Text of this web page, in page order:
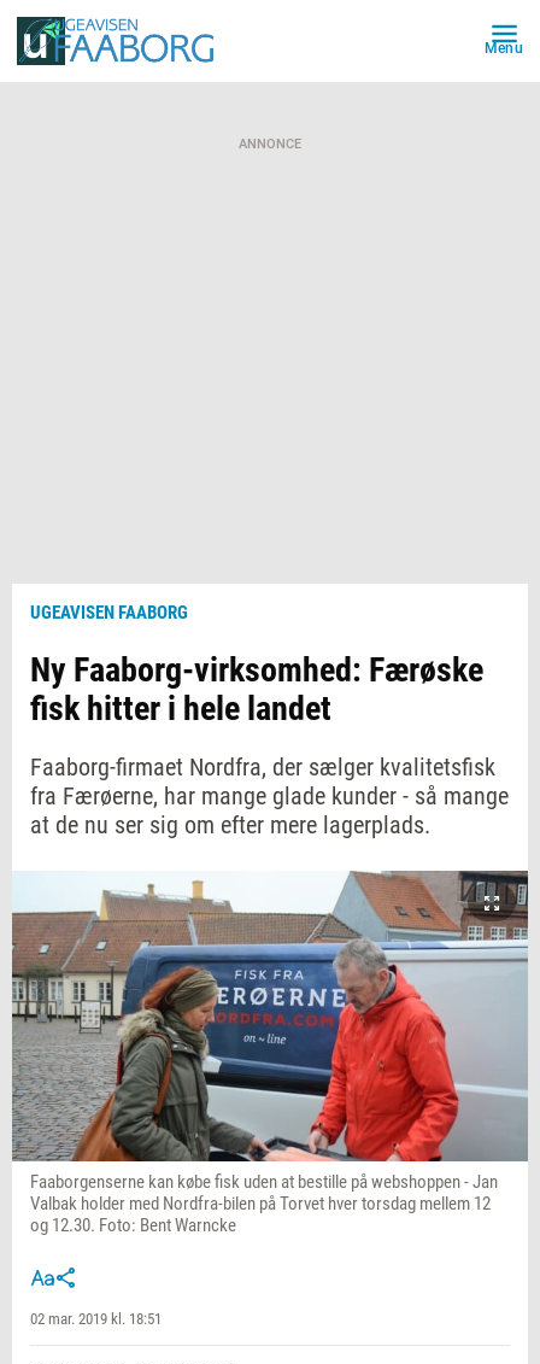
Menu
ANNONCE
UGEAVISEN FAABORG
Ny Faaborg-virksomhed: Færøske
fisk hitter i hele landet
Faaborg-firmaet Nordfra, der sælger kvalitetsfisk
fra Færøerne, har mange glade kunder - så mange
at de nu ser sig om efter mere lagerplads.
Faaborgenserne kan købe fisk uden at bestille på webshoppen - Jan
Valbak holder med Nordfra-bilen på Torvet hver torsdag mellem 12
og 12.30. Foto: Bent Warncke
02 mar. 2019 kl. 18:51